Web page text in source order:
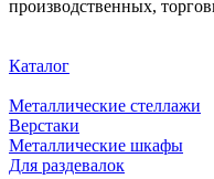
производственных,
Каталог
Металлические стеллажи
Верстаки
Металлические шкафы
Для раздевалок